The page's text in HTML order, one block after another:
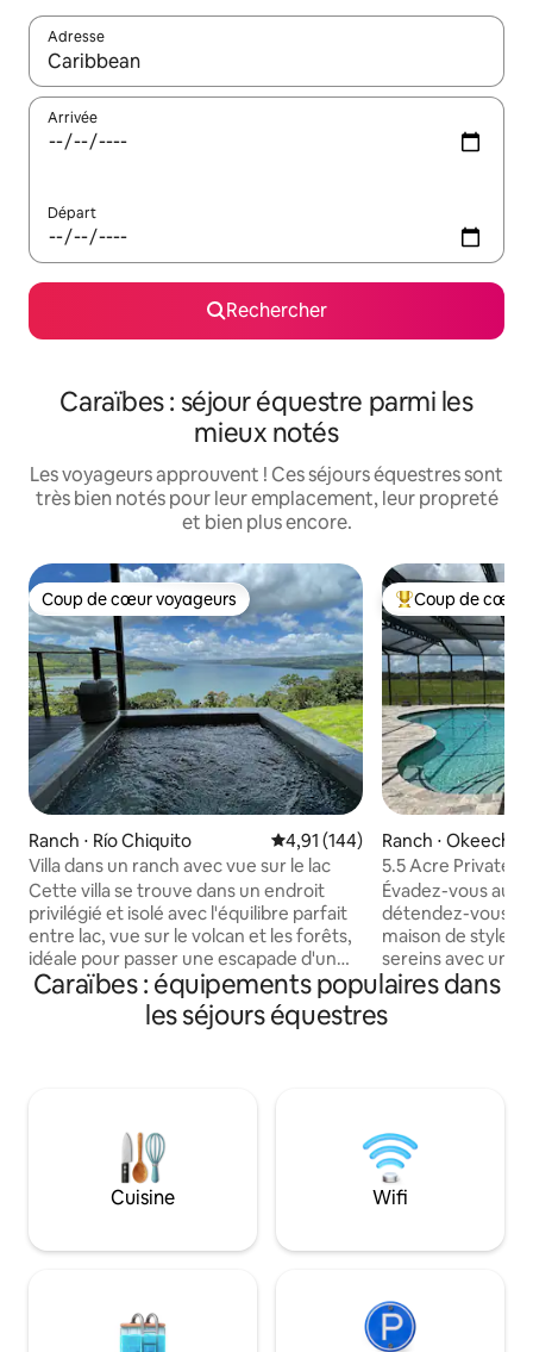
Adresse
Lorsque les résultats s'affichent, utilisez les flèches vers le
Arrivée
Départ
Rechercher
Caraïbes : séjour équestre parmi les
mieux notés
Les voyageurs approuvent ! Ces séjours équestres sont
très bien notés pour leur emplacement, leur propreté
et bien plus encore.
Coup de cœur voyageurs
Coup de cœur voyageurs
Ranch ⋅ Río Chiquito Évaluation moyenne sur la
4,91 (144)
Villa dans un ranch avec vue sur le lac
Cette villa se trouve dans un endroit
privilégié et isolé avec l'équilibre parfait
entre lac, vue sur le volcan et les forêts,
idéale pour passer une escapade d'un
week-end ou un séjour plus long,
confortable et spacieux avec cuisine,
petite piscine extérieure semblable à un
bétail, de beaux levers de soleil et d'une
vue imprenable sur les oiseaux.
Randonnée, balade à cheval, balade en
bateau jusqu'aux sources chaudes de La
nécessaire.
Coups de cœur
Coup de cœur
Ranch ⋅
5.5 Acre Private
Évadez-vous au
détendez-vous
maison de style
sereins avec un
de vaches voisines. Que vous
un voyage en
groupe ou que
en voiture du lac
restaurants
plein air, mais
pour vous offrir la
Caraïbes : équipements populaires dans
les séjours équestres
Cuisine Wifi